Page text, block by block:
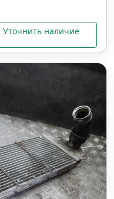
Уточнить наличие